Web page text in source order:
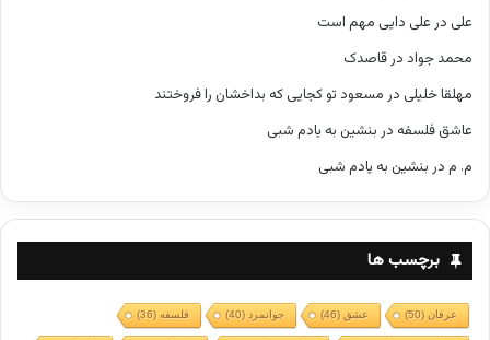
علی در علی دایی مهم است
محمد جواد درقاصدک
مهلقا خلیلی در مسعود تو کجایی که بداخشان را فروختند
عاشق فلسفه در بنشین به یادم شبی
م. م در بنشین به یادم شبی
برچسب ها
عرفان(50) عشق (46) جوانمرد (40) فلسفه(36)